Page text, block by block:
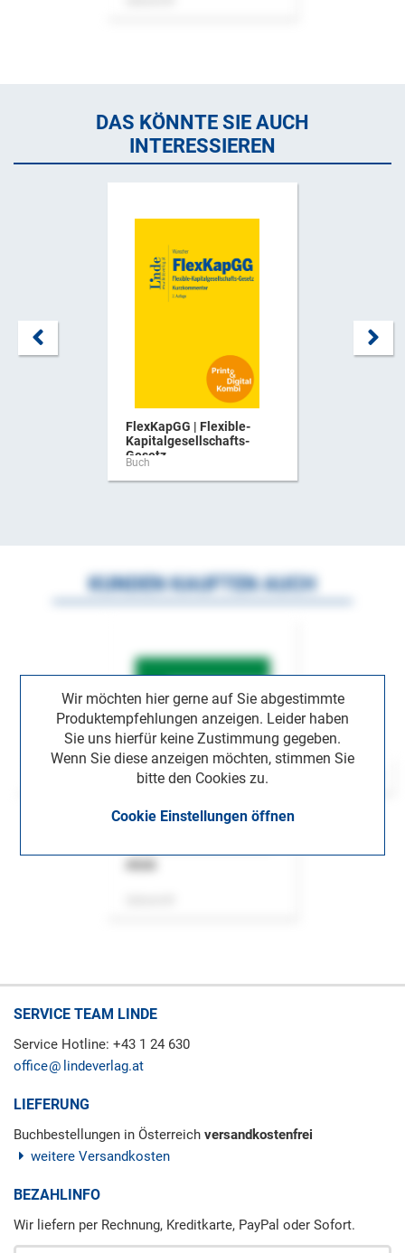
DAS KÖNNTE SIE AUCH
INTERESSIEREN
FlexKapGG | Flexible-
Kapitalgesellschafts-
Gesetz ...
Buch
Wir möchten hier gerne auf Sie abgestimmte
Produktempfehlungen anzeigen. Leider haben
Sie uns hierfür keine Zustimmung gegeben.
Wenn Sie diese anzeigen möchten, stimmen Sie
bitte den Cookies zu.
Cookie Einstellungen öffnen
KUNDEN KAUFTEN AUCH
SERVICE TEAM LINDE
Service Hotline: +43 1 24 630
office
lindeverlag.at
LIEFERUNG
Buchbestellungen in Österreich versandkostenfrei
weitere Versandkosten
BEZAHLINFO
Wir liefern per Rechnung, Kreditkarte, PayPal oder Sofort.